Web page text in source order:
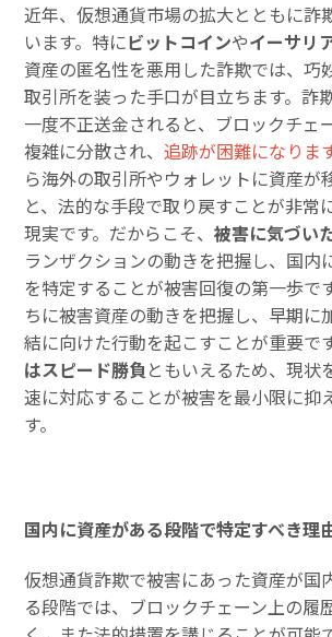
近年、仮想通貨市場の拡大とともに詐
います。特にビットコインやイーサリ
資産の匿名性を悪用した詐欺では、巧
取引所を装った手口が目立ちます。詐
一度不正送金されると、ブロックチェ
複雑に分散され、追跡が困難になりま
ら海外の取引所やウォレットに資産が
と、法的な手段で取り戻すことが非常
現実です。だからこそ、被害に気づい
ランザクションの動きを把握し、国内
を特定することが被害回復の第一歩で
ちに被害資産の動きを把握し、早期に
結に向けた行動を起こすことが重要で
はスピード勝負ともいえるため、現状
速に対応することが被害を最小限に抑
す。
国内に資産がある段階で特定すべき理
仮想通貨詐欺で被害にあった資産が国
る段階では、ブロックチェーン上の履